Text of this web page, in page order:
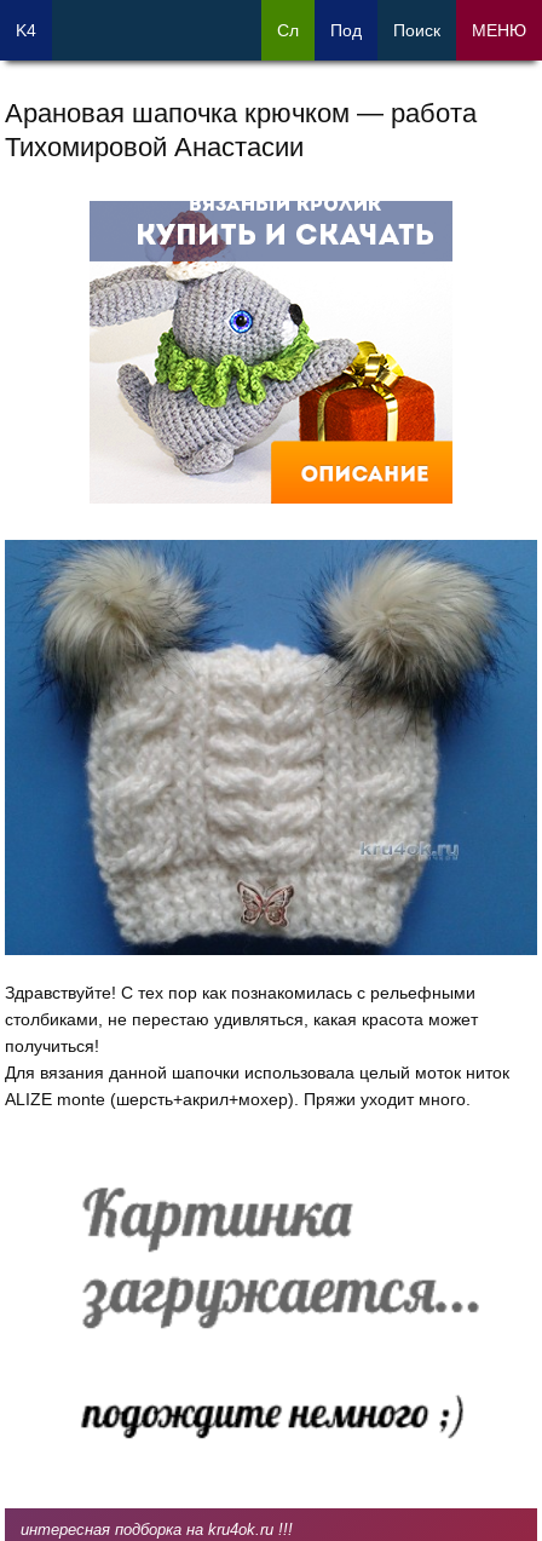
Арановая шапочка крючком — работа
Тихомировой Анастасии
Здравствуйте! С тех пор как познакомилась с рельефными
столбиками, не перестаю удивляться, какая красота может
получиться!
Для вязания данной шапочки использовала целый моток ниток
ALIZE monte (шерсть+акрил+мохер). Пряжи уходит много.
интересная подборка на kru4ok.ru !!!
K4 Сл Под Поиск МЕНЮ